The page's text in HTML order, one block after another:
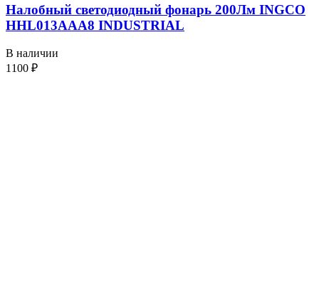
Налобный светодиодный фонарь 200Лм INGCO
HHL013AAA8 INDUSTRIAL
В наличии
1100 ₽